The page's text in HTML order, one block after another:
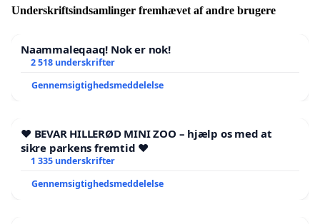
Underskriftsindsamlinger fremhævet af andre brugere
Naammaleqaaq! Nok er nok!
2 518 underskrifter
Gennemsigtighedsmeddelelse
❤️ BEVAR HILLERØD MINI ZOO – hjælp os med at
sikre parkens fremtid ❤️
1 335 underskrifter
Gennemsigtighedsmeddelelse